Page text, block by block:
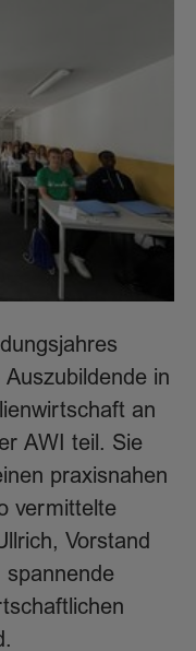
in
an
AWI teil. Sie
praxisnahen
vermittelte
Vorstand
spannende